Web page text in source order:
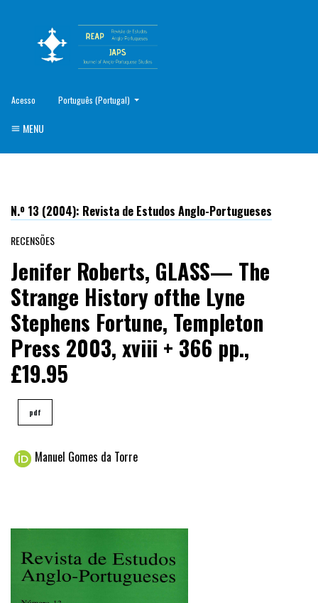
Acesso ##plugins.themes.healthSciences.language.toggle##
Português (Portugal)
MENU
N.º 13 (2004): Revista de Estudos Anglo-Portugueses
RECENSÕES
Jenifer Roberts, GLASS— The
Strange History ofthe Lyne
Stephens Fortune, Templeton
Press 2003, xviii + 366 pp.,
£19.95
pdf
Manuel Gomes da Torre